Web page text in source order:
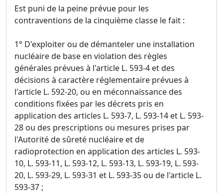
Est puni de la peine prévue pour les
contraventions de la cinquième classe le fait :
1° D'exploiter ou de démanteler une installation
nucléaire de base en violation des règles
générales prévues à l'article L. 593-4 et des
décisions à caractère réglementaire prévues à
l'article L. 592-20, ou en méconnaissance des
conditions fixées par les décrets pris en
application des articles L. 593-7, L. 593-14 et L. 593-
28 ou des prescriptions ou mesures prises par
l'Autorité de sûreté nucléaire et de
radioprotection en application des articles L. 593-
10, L. 593-11, L. 593-12, L. 593-13, L. 593-19, L. 593-
20, L. 593-29, L. 593-31 et L. 593-35 ou de l'article L.
593-37 ;